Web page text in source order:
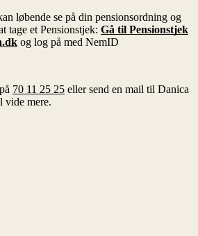
løbende se på din pensionsordning og
tage et Pensionstjek: Gå til Pensionstjek
og log på med NemID
70 11 25 25